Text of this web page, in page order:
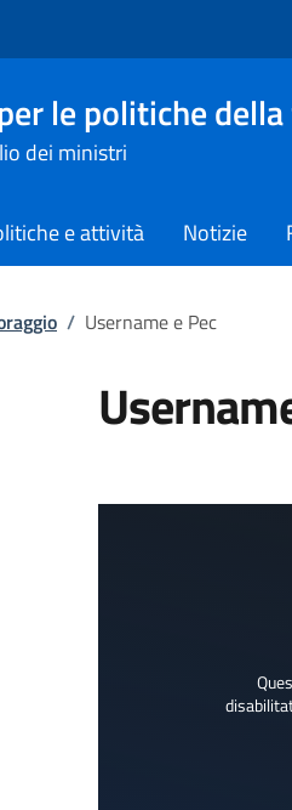
le politiche
dei ministri
e attività Notizie
/ Username e Pec